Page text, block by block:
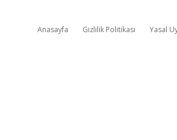
Anasayfa Gizlilik Politikası Yasal